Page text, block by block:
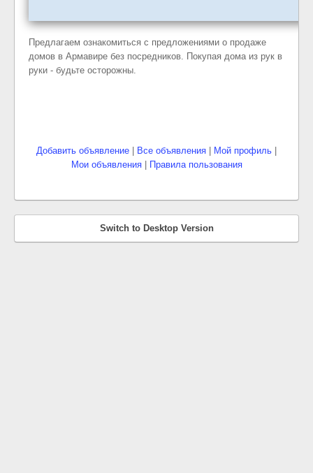
Предлагаем ознакомиться с предложениями о продаже
домов в Армавире без посредников. Покупая дома из рук в
руки - будьте осторожны.
Добавить объявление Все объявления Мой профиль
Мои объявления| Правила пользования
Switch to Desktop Version